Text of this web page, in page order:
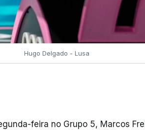
Hugo Delgado - Lusa
feira no Grupo 5, Marcos